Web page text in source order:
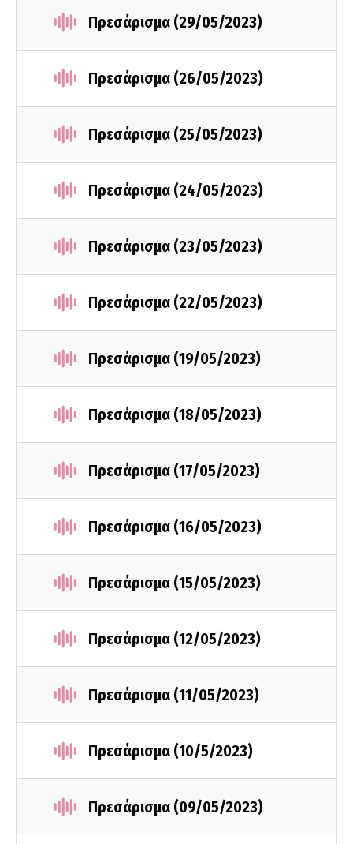
Πρεσάρισμα (29/05/2023)
Πρεσάρισμα (26/05/2023)
Πρεσάρισμα (25/05/2023)
Πρεσάρισμα (24/05/2023)
Πρεσάρισμα (23/05/2023)
Πρεσάρισμα (22/05/2023)
Πρεσάρισμα (19/05/2023)
Πρεσάρισμα (18/05/2023)
Πρεσάρισμα (17/05/2023)
Πρεσάρισμα (16/05/2023)
Πρεσάρισμα (15/05/2023)
Πρεσάρισμα (12/05/2023)
Πρεσάρισμα (11/05/2023)
Πρεσάρισμα (10/5/2023)
Πρεσάρισμα (09/05/2023)